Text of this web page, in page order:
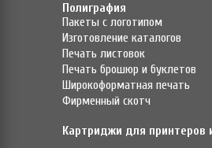
Полиграфия
Пакеты с логотипом
Изготовление каталогов
Печать листовок
Печать брошюр и буклетов
Широкоформатная печать
Фирменный скотч
Картриджи для